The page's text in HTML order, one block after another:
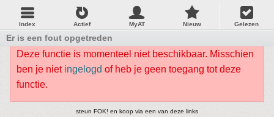
Index Actief MyAT Nieuw Gelezen
Er is een fout opgetreden
Deze functie is momenteel niet beschikbaar. Misschien
ben je niet ingelogd of heb je geen toegang tot deze
functie.
steun FOK! en koop via een van deze links